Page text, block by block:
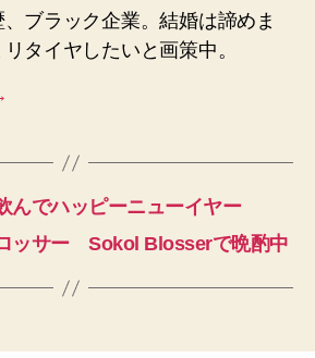
ブラック企業。結婚は諦めま
タイヤしたいと画策中。
んでハッピーニューイヤー
ッサー Sokol Blosserで晩酌中